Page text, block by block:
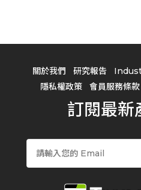
關於我們 研究報告
隱私權政策
會員服務條款
訂閱最新